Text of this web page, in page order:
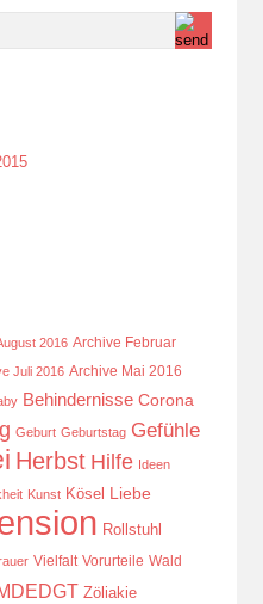
2016 Archive Februar
Juli 2016 Archive Mai 2016
Behindernisse Corona
Geburt Geburtstag Gefühle
Herbst Hilfe Ideen
Kunst Kösel Liebe
Rollstuhl
Vielfalt Vorurteile Wald
Zöliakie